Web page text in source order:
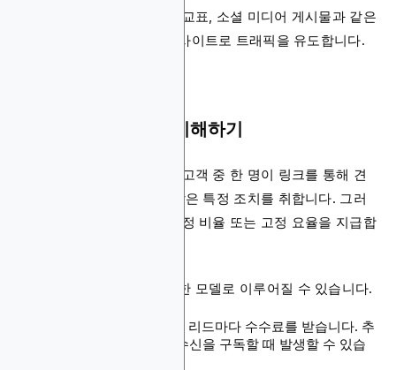
제휴사는 블로그 게시물, 비교표, 소셜 미디어 게시물과 같은
콘텐츠를 만들어 보험사 웹사이트로 트래픽을 유도합니다.
보험 제휴 프로그램 이해하기
콘텐츠를 만들고 게시한 후 고객 중 한 명이 링크를 통해 견
적 요청 또는 정책 구매와 같은 특정 조치를 취합니다. 그러
면 파트너가 구매 금액의 일정 비율 또는 고정 요율을 지급합
지급은 다음을 포함한 다양한 모델로 이루어질 수 있습니다.
적격 리드마다 수수료를 받습니다. 추
천인이 가입하고 알림 수신을 구독할 때 발생할 수 있습